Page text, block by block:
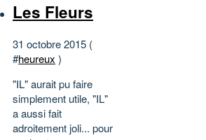
Les Fleurs
31 octobre 2015 (
#heureux )
"IL" aurait pu faire
simplement utile, "IL"
a aussi fait
adroitement joli... pour